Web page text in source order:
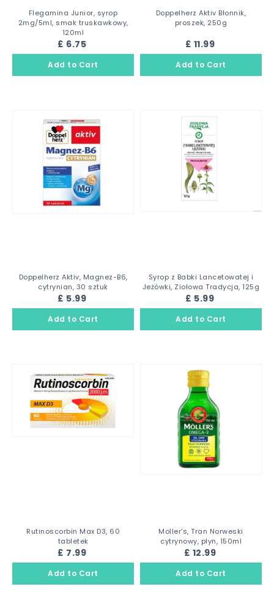
Flegamina Junior, syrop
2mg/5ml, smak truskawkowy,
120ml
£ 6.75
Doppelherz Aktiv Błonnik,
proszek, 250g
£ 11.99
Doppelherz Aktiv, Magnez-B6,
cytrynian, 30 sztuk
£ 5.99
Syrop z Babki Lancetowatej i
Jeżówki, Ziołowa Tradycja, 125g
£ 5.99
Rutinoscorbin Max D3, 60
tabletek
£ 7.99
Moller's, Tran Norweski
cytrynowy, płyn, 150ml
£ 12.99